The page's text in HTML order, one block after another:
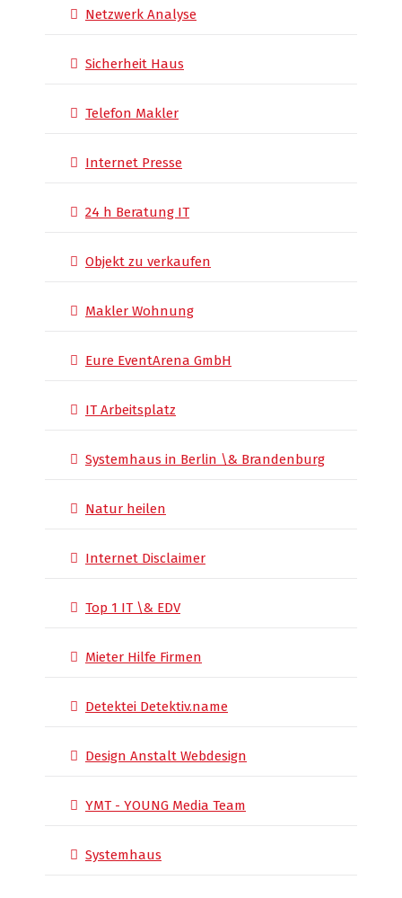
Netzwerk Analyse
Sicherheit Haus
Telefon Makler
Internet Presse
24 h Beratung IT
Objekt zu verkaufen
Makler Wohnung
Eure EventArena GmbH
IT Arbeitsplatz
Systemhaus in Berlin \& Brandenburg
Natur heilen
Internet Disclaimer
Top 1 IT \& EDV
Mieter Hilfe Firmen
Detektei Detektiv.name
Design Anstalt Webdesign
YMT - YOUNG Media Team
Systemhaus